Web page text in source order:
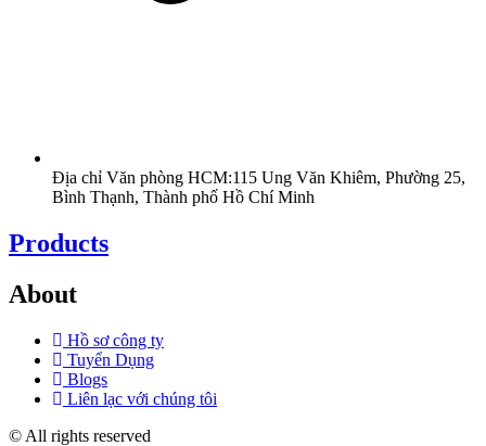
Địa chỉ Văn phòng HCM:115 Ung Văn Khiêm, Phường 25,
Bình Thạnh, Thành phố Hồ Chí Minh
Products
About
Hồ sơ công ty
Tuyển Dụng
Blogs
Liên lạc với chúng tôi
© All rights reserved